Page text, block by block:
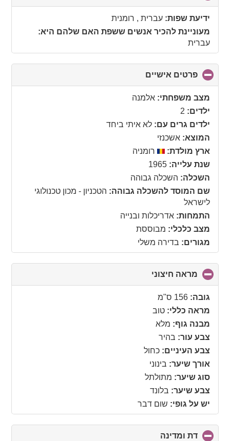
to
collapse
ידיעת שפות: עברית , רומנית
מעוניינת להכיר אנשים ששפת האם שלהם היא:
עברית
פרטים אישיים
to
collapse
מצב משפחתי: אלמנה
ילדים: 2
ילדים גרים עם: לא איתי ביחד
המוצא: אשכנזי
ארץ מולדת:
רומניה
שנת עלייה: 1965
השכלה: השכלה גבוהה
שם המוסד להשכלה גבוהה: הטכניון - מכון טכנולוגי
לישראל
התמחות: אדריכלות ובנייה
מצב כלכלי: מבוססת
מגורים: בדירה משלי
מראה חיצוני
to
גובה: 156 ס"מ
מראה כללי: טוב
מבנה גוף: מלא
צבע עור: בהיר
צבע העיניים: כחול
אורך שיער: בינוני
סוג שיער: מתולתל
צבע שיער: בלונד
יש על גופי: שום דבר
דת ומדינה